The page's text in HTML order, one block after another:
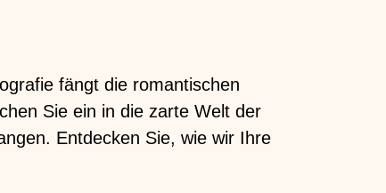
fängt die romantischen
Sie ein in die zarte Welt der
Entdecken Sie, wie wir Ihre